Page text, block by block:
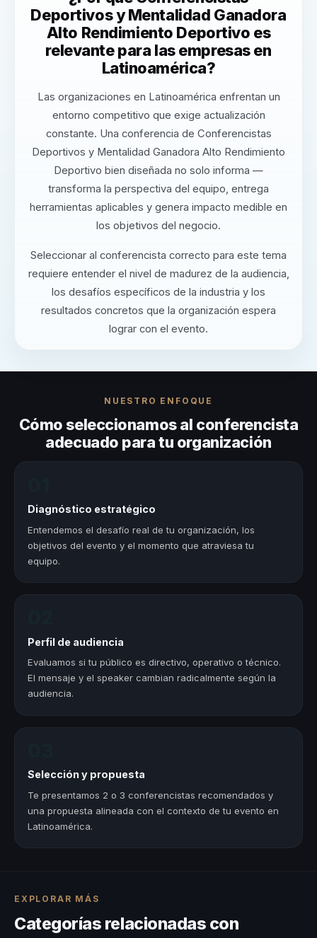
Deportivos y Mentalidad Ganadora
Alto Rendimiento Deportivo es
relevante para las empresas en
Latinoamérica?
Las organizaciones en Latinoamérica enfrentan un
entorno competitivo que exige actualización
constante. Una conferencia de Conferencistas
Deportivos y Mentalidad Ganadora Alto Rendimiento
Deportivo bien diseñada no solo informa —
transforma la perspectiva del equipo, entrega
herramientas aplicables y genera impacto medible en
los objetivos del negocio.
Seleccionar al conferencista correcto para este tema
requiere entender el nivel de madurez de la audiencia,
los desafíos específicos de la industria y los
resultados concretos que la organización espera
lograr con el evento.
NUESTRO ENFOQUE
Cómo seleccionamos al conferencista
adecuado para tu organización
Diagnóstico estratégico
Entendemos el desafío real de tu organización, los
objetivos del evento y el momento que atraviesa tu
equipo.
Perfil de audiencia
Evaluamos si tu público es directivo, operativo o técnico.
El mensaje y el speaker cambian radicalmente según la
audiencia.
Selección y propuesta
Te presentamos 2 o 3 conferencistas recomendados y
una propuesta alineada con el contexto de tu evento en
Latinoamérica.
EXPLORAR MÁS
Categorías relacionadas con